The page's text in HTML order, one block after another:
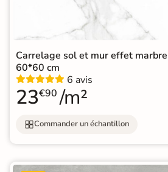
Carrelage sol et mur effet
60*60 cm
6 avis
23€90 /m²
Commander un échantillon